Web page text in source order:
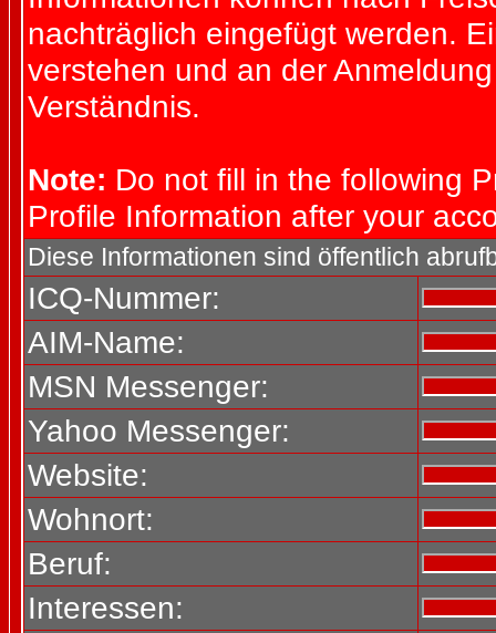
nachträglich eingefügt werden.
verstehen und an der
Verständnis.
Note: Do not fill in the following
Profile Information after your
Diese Informationen sind öffentlich
ICQ-Nummer:
AIM-Name:
MSN Messenger:
Yahoo Messenger:
Website:
Wohnort:
Beruf:
Interessen: